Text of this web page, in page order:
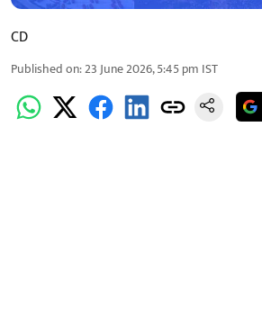
CD
Published on:23 June 2026, 5:45 pm IST